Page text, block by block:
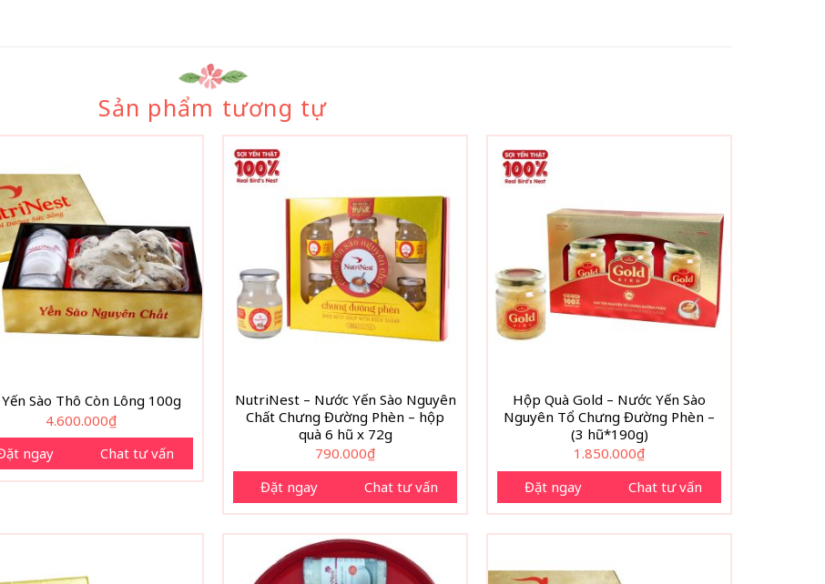
Sản phẩm tương tự
Sào Thô Còn Lông 100g
4.600.000₫
ngay
Chat tư vấn
NutriNest – Nước Yến Sào Nguyên
Chất Chưng Đường Phèn – hộp
quà 6 hũ x 72g
790.000₫
Đặt ngay
Chat tư vấn
Hộp Quà Gold – Nước Yến Sào
Nguyên Tổ Chưng Đường Phèn –
(3 hũ*190g)
1.850.000₫
Đặt ngay
Chat tư vấn